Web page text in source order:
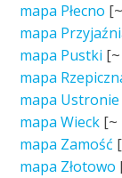
mapa Płecno [~
mapa
mapa Pustki
mapa
mapa Ustronie
mapa Wieck [~
mapa Zamość
mapa Złotowo